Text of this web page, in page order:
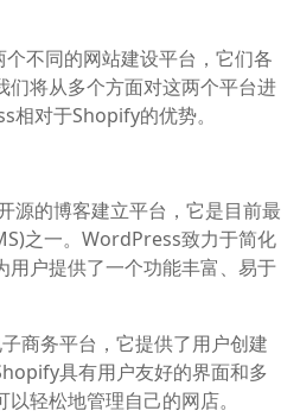
不同的网站建设平台，它们各
们将从多个方面对这两个平台进
对于Shopify的优势。
源的博客建立平台，它是目前最
之一。WordPress致力于简化
用户提供了一个功能丰富、易于
商务平台，它提供了用户创建
具有用户友好的界面和多
轻松地管理自己的网店。